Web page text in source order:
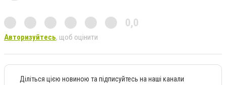
0,0
Авторизуйтесь, щоб оцінити
Діліться цією новиною та підписуйтесь на наші канали